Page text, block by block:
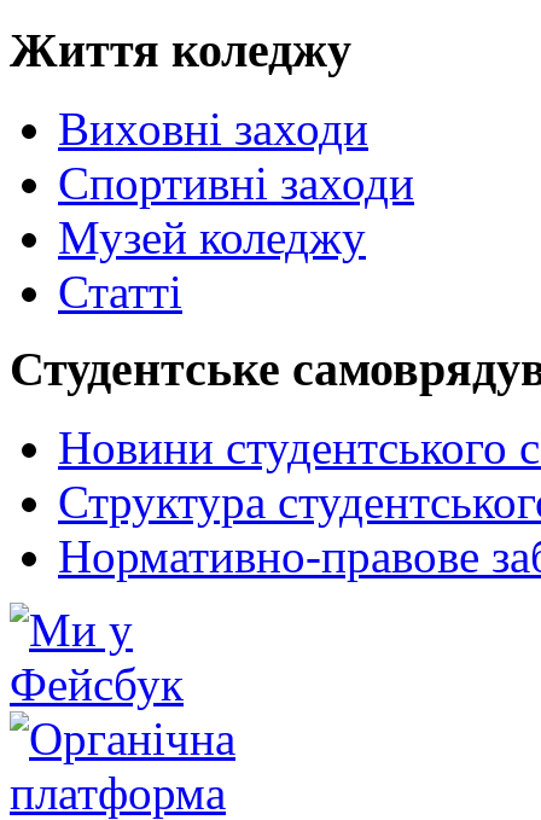
Життя коледжу
Виховні заходи
Спортивні заходи
Музей коледжу
Статті
Студентське
Новини студентського
Структура
Нормативно-правове